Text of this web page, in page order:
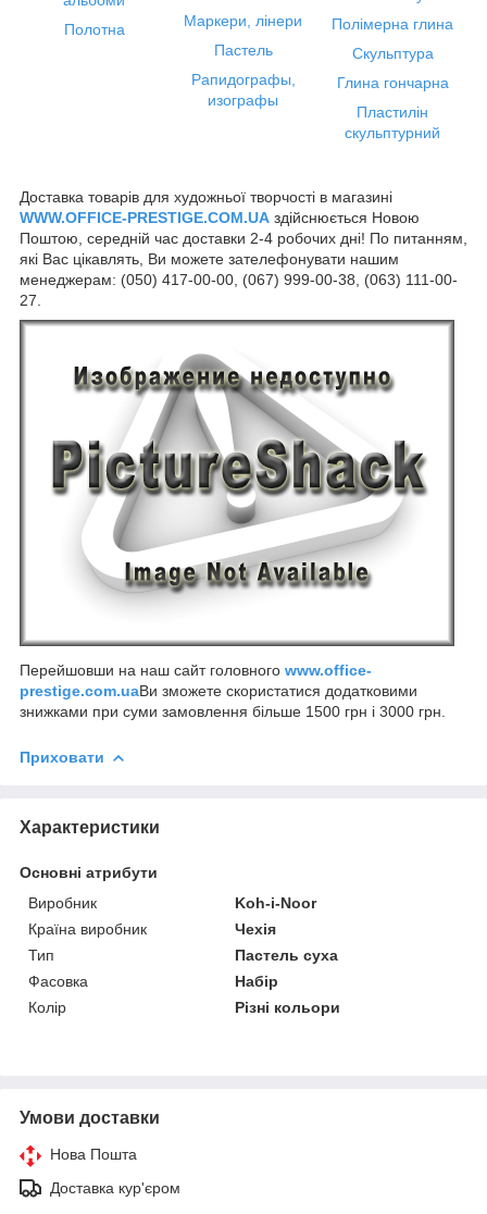
Полотна
Маркери, лінери
Пастель
Рапидографы,
изографы
Полімерна глина
Скульптура
Глина гончарна
Пластилін
скульптурний
Доставка товарів для художньої творчості в магазині
WWW.OFFICE-PRESTIGE.COM.UA здійснюється Новою
Поштою, середній час доставки 2-4 робочих дні! По питанням,
які Вас цікавлять, Ви можете зателефонувати нашим
менеджерам: (050) 417-00-00, (067) 999-00-38, (063) 111-00-
27.
Перейшовши на наш сайт головного www.office-
prestige.com.uaВи зможете скористатися додатковими
знижками при суми замовлення більше 1500 грн і 3000 грн.
Приховати
Характеристики
Основні атрибути
Виробник
Koh-i-Noor
Країна виробник
Чехія
Тип
Пастель суха
Фасовка
Набір
Колір
Різні кольори
Умови доставки
Нова Пошта
Доставка кур'єром